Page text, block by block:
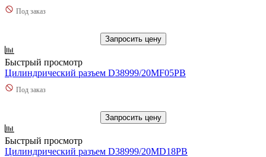
Под заказ
Запросить цену
Быстрый просмотр
Цилиндрический разъем D38999/20MF05PB
Под заказ
Запросить цену
Быстрый просмотр
Цилиндрический разъем D38999/20MD18PB